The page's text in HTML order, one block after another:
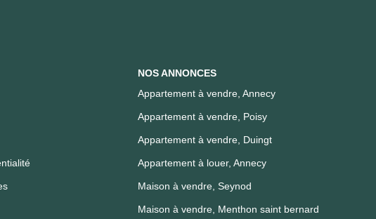
NOS ANNONCES
Appartement à vendre, Annecy
Appartement à vendre, Poisy
Appartement à vendre, Duingt
Appartement à louer, Annecy
Maison à vendre, Seynod
Maison à vendre, Menthon saint bernard